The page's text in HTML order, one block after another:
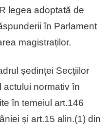
legea adoptată de
în Parlament
magistraților.
ședinței Secțiilor
actului normativ în
în temeiul art.146
și art.15 alin.(1) din